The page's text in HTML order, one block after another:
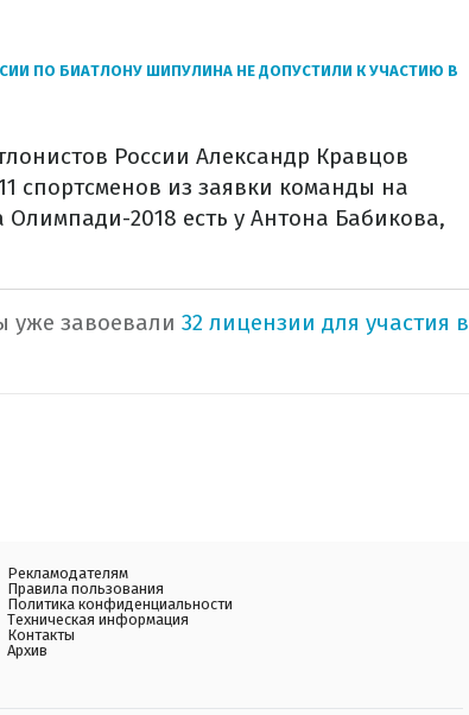
ПО БИАТЛОНУ ШИПУЛИНА НЕ ДОПУСТИЛИ К УЧАСТИЮ В
России Александр Кравцов
спортсменов из заявки команды на
2018 есть у Антона Бабикова,
уже завоевали 32 лицензии для участия в
Рекламодателям
Правила пользования
Политика конфиденциальности
Техническая информация
Контакты
Архив